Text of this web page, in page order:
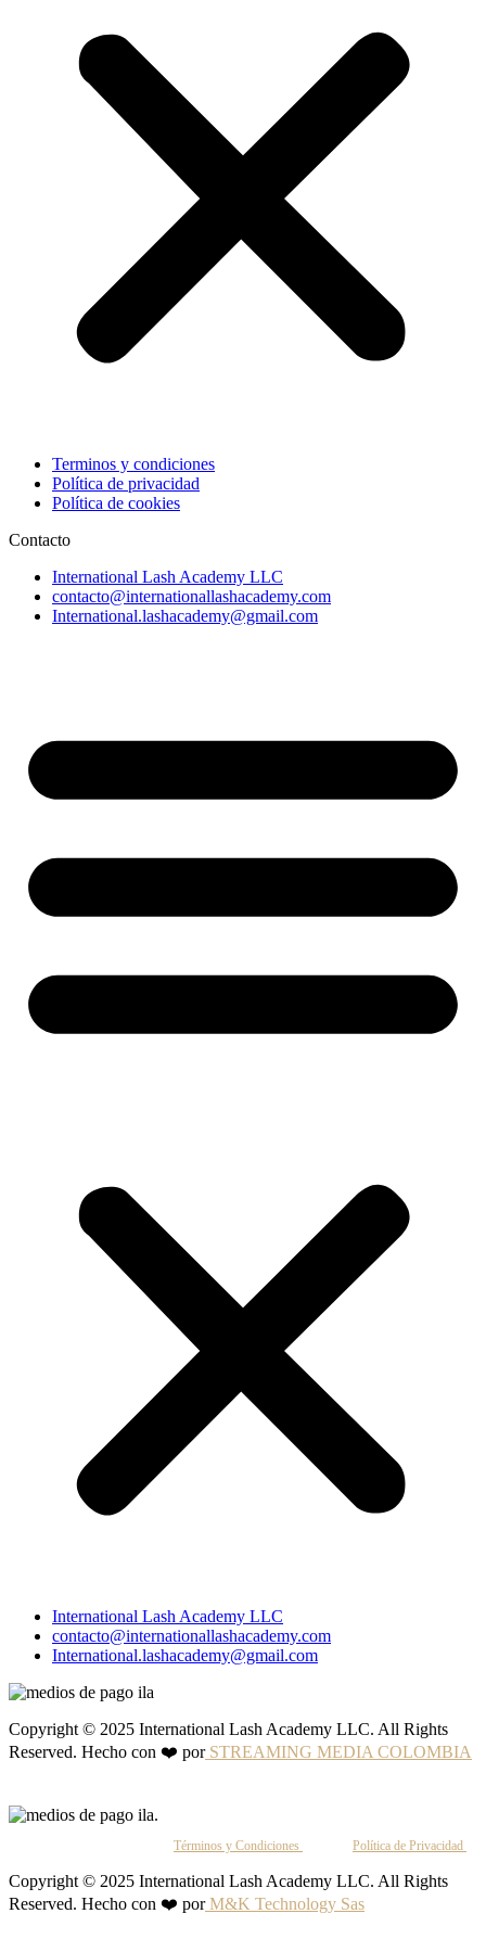
Terminos y condiciones
Política de privacidad
Política de cookies
Contacto
International Lash Academy LLC
contacto@internationallashacademy.com
International.lashacademy@gmail.com
International Lash Academy LLC
contacto@internationallashacademy.com
International.lashacademy@gmail.com
Copyright © 2025 International Lash Academy LLC. All Rights
Reserved. Hecho con ❤️ porSTREAMING MEDIA COLOMBIA
Términos y Condiciones Política de Privacidad
Copyright © 2025 International Lash Academy LLC. All Rights
Reserved. Hecho con ❤️ porM&K Technology Sas